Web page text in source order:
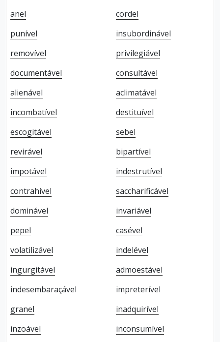
anel
cordel
punível
insubordinável
removível
privilegiável
documentável
consultável
alienável
aclimatável
incombatível
destituível
escogitável
sebel
revirável
bipartível
impotável
indestrutível
contrahivel
saccharificável
dominável
invariável
pepel
casével
volatilizável
indelével
ingurgitável
admoestável
indesembaraçável
impreterível
granel
inadquirível
inzoável
inconsumível